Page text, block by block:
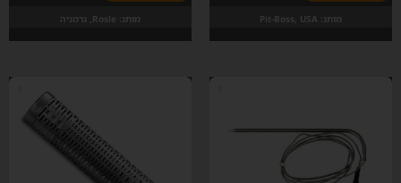
מותג: Pit-Boss, USA מותג: Rosle, גרמניה